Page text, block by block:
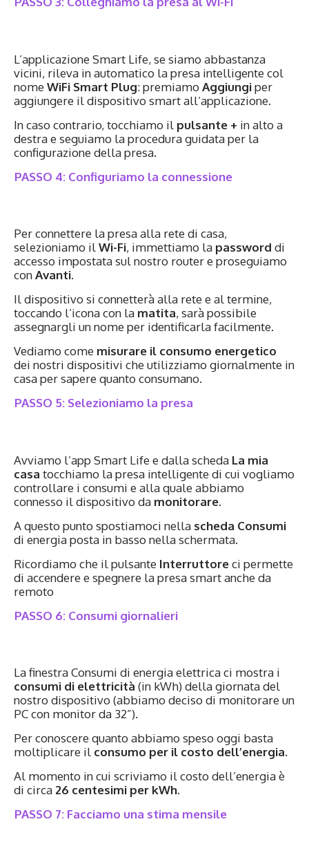
L’applicazione Smart Life, se siamo abbastanza
vicini, rileva in automatico la presa intelligente col
nome WiFi Smart Plug: premiamo Aggiungiper
aggiungere il dispositivo smart all’applicazione.
In caso contrario, tocchiamo il pulsante + in alto a
destra e seguiamo la procedura guidata per la
configurazione della presa.
PASSO 4: Configuriamo la connessione
Per connettere la presa alla rete di casa,
selezioniamo ilWi-Fi, immettiamo la password di
accesso impostata sul nostro router e proseguiamo
conAvanti.
Il dispositivo si connetterà alla rete e al termine,
toccando l’icona con la matita, sarà possibile
assegnargli un nome per identificarla facilmente.
Vediamo come misurare il consumo energetico
dei nostri dispositivi che utilizziamo giornalmente in
casa per sapere quanto consumano.
PASSO 5: Selezioniamo la presa
Avviamo l’app Smart Life e dalla scheda La mia
casa tocchiamo la presa intelligente di cui vogliamo
controllare i consumi e alla quale abbiamo
connesso il dispositivo da monitorare.
A questo punto spostiamoci nella scheda Consumi
di energia posta in basso nella schermata.
Ricordiamo che il pulsante Interruttoreci permette
di accendere e spegnere la presa smart anche da
remoto
PASSO 6: Consumi giornalieri
La finestra Consumi di energia elettrica ci mostra i
consumi di elettricità (in kWh) della giornata del
nostro dispositivo (abbiamo deciso di monitorare un
PC con monitor da 32”).
Per conoscere quanto abbiamo speso oggi basta
moltiplicare il consumo per il costo dell’energia.
Al momento in cui scriviamo il costo dell’energia è
di circa 26 centesimi per kWh.
PASSO 7: Facciamo una stima mensile